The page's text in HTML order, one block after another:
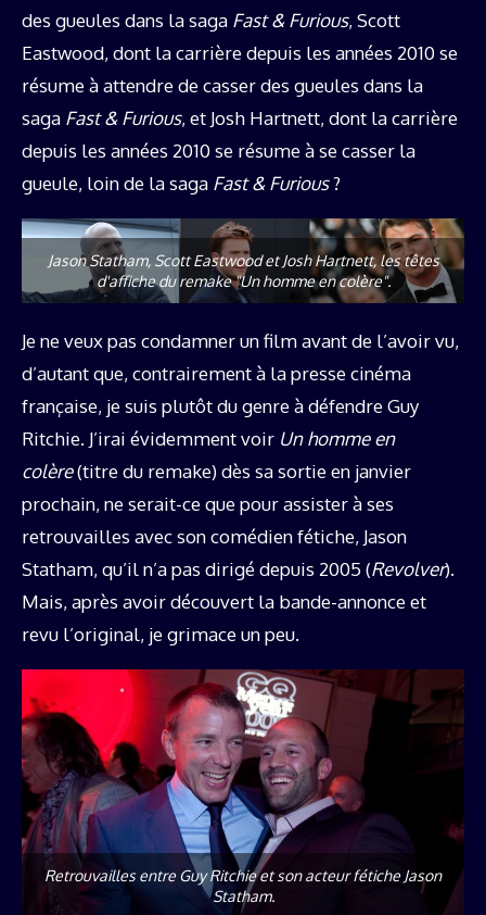
des gueules dans la saga Fast & Furious, Scott
Eastwood, dont la carrière depuis les années 2010 se
résume à attendre de casser des gueules dans la
saga Fast & Furious, et Josh Hartnett, dont la carrière
depuis les années 2010 se résume à se casser la
gueule, loin de la saga Fast & Furious?
Jason Statham, Scott Eastwood et Josh Hartnett, les têtes
d'affiche du remake "Un homme en colère".
Je ne veux pas condamner un film avant de l’avoir vu,
d’autant que, contrairement à la presse cinéma
française, je suis plutôt du genre à défendre Guy
Ritchie. J’irai évidemment voir Un homme en
colère(titre du remake) dès sa sortie en janvier
prochain, ne serait-ce que pour assister à ses
retrouvailles avec son comédien fétiche, Jason
Statham, qu’il n’a pas dirigé depuis 2005 (Revolver).
Mais, après avoir découvert la bande-annonce et
revu l’original, je grimace un peu.
Retrouvailles entre Guy Ritchie et son acteur fétiche Jason
Statham.